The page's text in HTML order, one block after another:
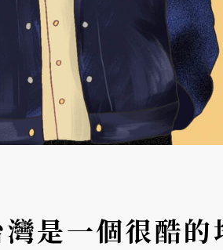
是一個很酷的